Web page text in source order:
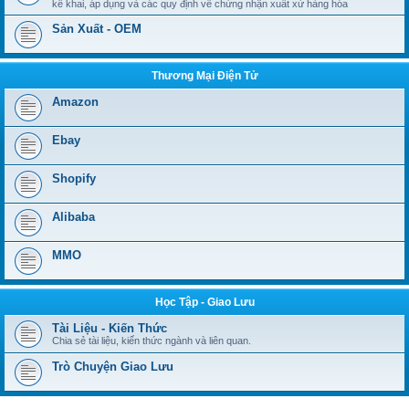
kê khai, áp dụng và các quy định về chứng nhận xuất xứ hàng hóa
Sản Xuất - OEM
Thương Mại Điện Tử
Amazon
Ebay
Shopify
Alibaba
MMO
Học Tập - Giao Lưu
Tài Liệu - Kiến Thức
Chia sẻ tài liệu, kiến thức ngành và liên quan.
Trò Chuyện Giao Lưu